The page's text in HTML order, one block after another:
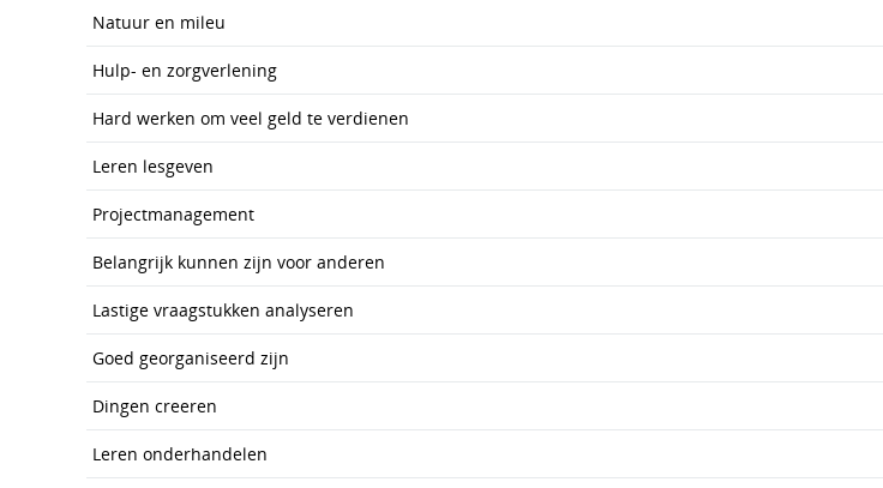
Natuur en mileu
Hulp- en zorgverlening
Hard werken om veel geld te verdienen
Leren lesgeven
Projectmanagement
Belangrijk kunnen zijn voor anderen
Lastige vraagstukken analyseren
Goed georganiseerd zijn
Dingen creeren
Leren onderhandelen